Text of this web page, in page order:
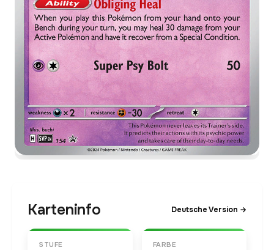
Karteninfo Deutsche Version →
STUFE FARBE